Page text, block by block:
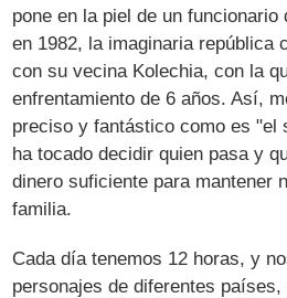
pone en la piel de un funcionario
en 1982, la imaginaria república
con su vecina Kolechia, con la
enfrentamiento de 6 años. Así,
preciso y fantástico como es "el
ha tocado decidir quien pasa y
dinero suficiente para mantener
familia.
Cada día tenemos 12 horas, y
personajes de diferentes